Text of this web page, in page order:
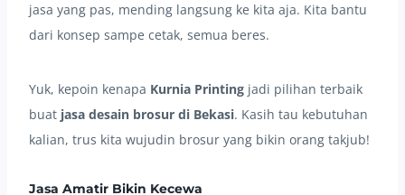
jasa yang pas, mending langsung ke kita aja. Kita bantu
dari konsep sampe cetak, semua beres.
Yuk, kepoin kenapa Kurnia Printing jadi pilihan terbaik
buat jasa desain brosur di Bekasi. Kasih tau kebutuhan
kalian, trus kita wujudin brosur yang bikin orang takjub!
Jasa Amatir Bikin Kecewa